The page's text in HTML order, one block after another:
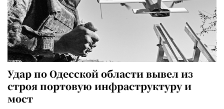
Удар по Одесской области вывел из
строя портовую инфраструктуру и
мост